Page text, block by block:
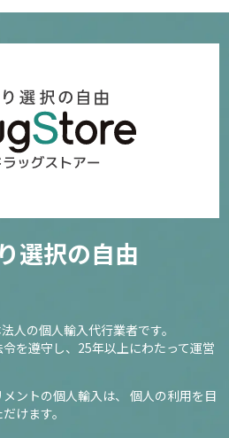
選択の自由
人の個人輸入代行業者です。
を遵守し、 25年以上にわたって運営
ントの個人輸入は、
個人の利用を目
けます。